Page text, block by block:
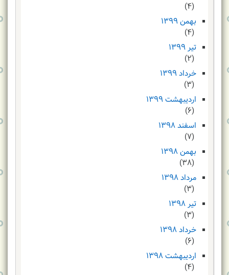
(۴)
بهمن ۱۳۹۹
(۴)
تیر ۱۳۹۹
(۲)
خرداد ۱۳۹۹
(۳)
اردیبهشت ۱۳۹۹
(۶)
اسفند ۱۳۹۸
(۷)
بهمن ۱۳۹۸
(۳۸)
مرداد ۱۳۹۸
(۳)
تیر ۱۳۹۸
(۳)
خرداد ۱۳۹۸
(۶)
اردیبهشت ۱۳۹۸
(۴)